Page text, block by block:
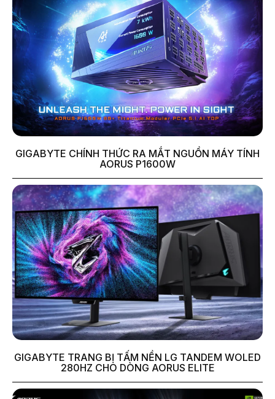
GIGABYTE CHÍNH THỨC RA MẮT NGUỒN MÁY TÍNH
AORUS P1600W
GIGABYTE TRANG BỊ TẤM NỀN LG TANDEM WOLED
280HZ CHO DÒNG AORUS ELITE